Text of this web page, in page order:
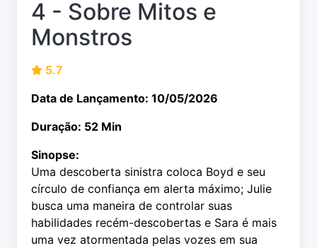
4 - Sobre Mitos e
Monstros
5.7
Data de Lançamento: 10/05/2026
Duração: 52 Min
Sinopse:
Uma descoberta sinistra coloca Boyd e seu
círculo de confiança em alerta máximo; Julie
busca uma maneira de controlar suas
habilidades recém-descobertas e Sara é mais
uma vez atormentada pelas vozes em sua